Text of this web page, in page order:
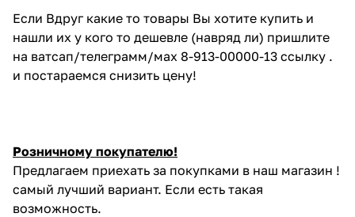
Если Вдруг какие то товары Вы хотите купить и
нашли их у кого то дешевле (навряд ли) пришлите
на ватсап/телеграмм/мах 8-913-00000-13 ссылку .
и постараемся снизить цену!
Розничному покупателю!
Предлагаем приехать за покупками в наш магазин !
самый лучший вариант. Если есть такая
возможность.